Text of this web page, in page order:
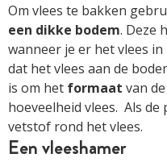
Om vlees te bakken
een dikke bodem. Deze
wanneer je er het vlees
dat het vlees aan de
is om het formaat van
hoeveelheid vlees. Als de
vetstof rond het vlees.
Een vleeshamer